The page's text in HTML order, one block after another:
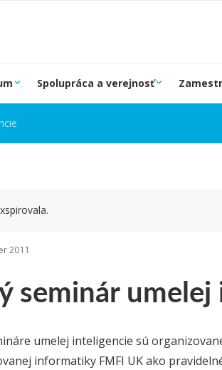
Spolupráca a verejnosť
seminár
2011
umelej inteligencie sú
informatiky FMFI UK ako